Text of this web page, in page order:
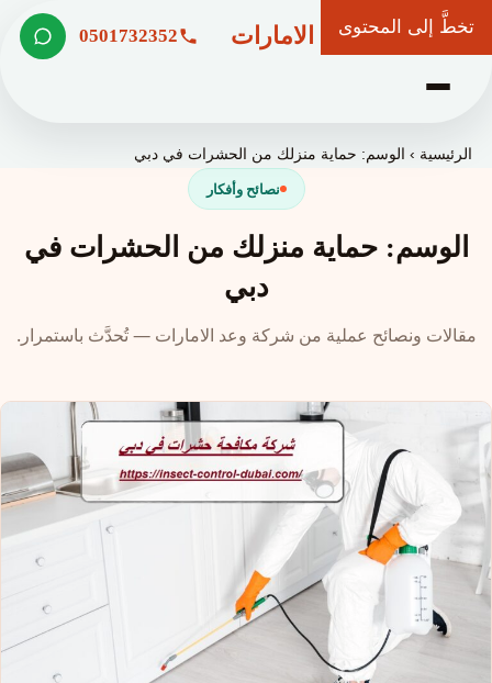
تخطَّ إلى المحتوى
شركة وعد الامارات 0501732352
الرئيسية ›الوسم: حماية منزلك من الحشرات في دبي
نصائح وأفكار
الوسم: حماية منزلك من الحشرات في
دبي
مقالات ونصائح عملية من شركة وعد الامارات — تُحدَّث باستمرار.